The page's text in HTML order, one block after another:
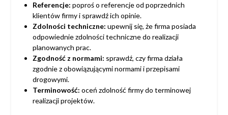
Referencje: poproś o referencje od poprzednich
klientów firmy i sprawdź ich opinie.
Zdolności techniczne: upewnij się, że firma posiada
odpowiednie zdolności techniczne do realizacji
planowanych prac.
Zgodność z normami: sprawdź, czy firma działa
zgodnie z obowiązującymi normami i przepisami
drogowymi.
Terminowość: oceń zdolność firmy do terminowej
realizacji projektów.